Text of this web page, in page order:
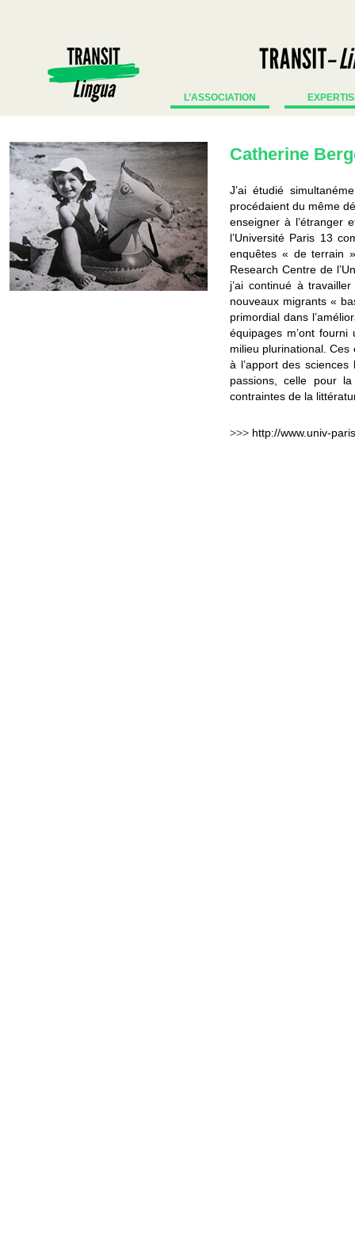
L’ASSOCIATION
Catherine
J’ai étudié
procédaient du même
enseigner à l’étranger
l’Université Paris 13
enquêtes « de terrain
Research Centre de
j’ai continué à
nouveaux migrants «
primordial dans
équipages m’ont
milieu plurinational.
à l’apport des
passions, celle pour
contraintes de la
>>> http://www.univ-